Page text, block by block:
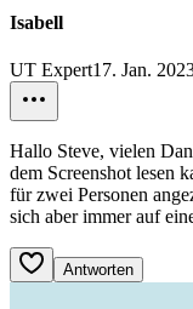
Isabell
UT Expert17. Jan.
Hallo Steve, vielen
dem Screenshot lesen
für zwei Personen
sich aber immer auf
Antworten